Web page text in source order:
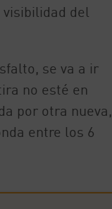
del
se va a ir
no esté en
por otra nueva,
entre los 6